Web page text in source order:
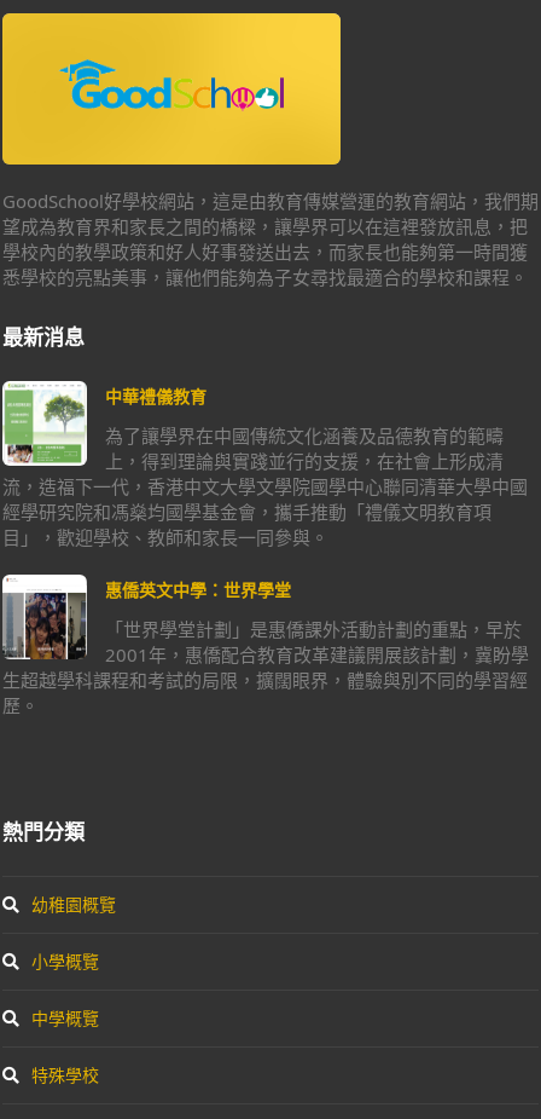
GoodSchool好學校網站，這是由教育傳媒營運的教育網站，我們期
望成為教育界和家長之間的橋樑，讓學界可以在這裡發放訊息，把
學校內的教學政策和好人好事發送出去，而家長也能夠第一時間獲
悉學校的亮點美事，讓他們能夠為子女尋找最適合的學校和課程。
最新消息
中華禮儀教育
為了讓學界在中國傳統文化涵養及品德教育的範疇
上，得到理論與實踐並行的支援，在社會上形成清
流，造福下一代，香港中文大學文學院國學中心聯同清華大學中國
經學研究院和馮燊均國學基金會，攜手推動「禮儀文明教育項
目」，歡迎學校、教師和家長一同參與。
惠僑英文中學：世界學堂
「世界學堂計劃」是惠僑課外活動計劃的重點，早於
2001年，惠僑配合教育改革建議開展該計劃，冀盼學
生超越學科課程和考試的局限，擴闊眼界，體驗與別不同的學習經
歷。
熱門分類
幼稚園概覽
小學概覽
中學概覽
特殊學校